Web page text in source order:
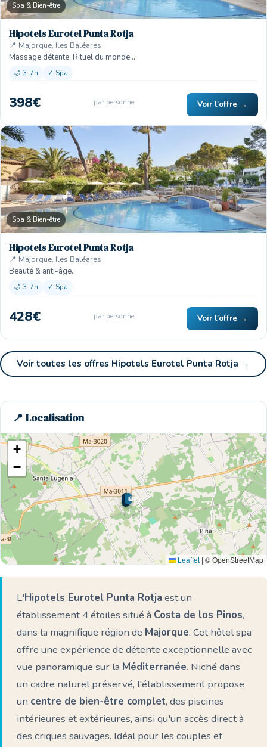
Spa & Bien-être
Hipotels Eurotel Punta Rotja
📍 Majorque, Iles Baléares
Massage détente, Rituel du monde…
🌙 3-7n ✓ Spa
398€ par personne Voir l'offre →
Spa & Bien-être
Hipotels Eurotel Punta Rotja
📍 Majorque, Iles Baléares
Beauté & anti-âge…
🌙 3-7n ✓ Spa
428€ par personne Voir l'offre →
Voir toutes les offres Hipotels Eurotel Punta Rotja →
📍 Localisation
🌊 Ici
🏨
🏨
+
−
Leaflet | © OpenStreetMap
L'Hipotels Eurotel Punta Rotja est un
établissement 4 étoiles situé à Costa de los Pinos,
dans la magnifique région de Majorque. Cet hôtel spa
offre une expérience de détente exceptionnelle avec
vue panoramique sur la Méditerranée. Niché dans
un cadre naturel préservé, l'établissement propose
un centre de bien-être complet, des piscines
intérieures et extérieures, ainsi qu'un accès direct à
des criques sauvages. Idéal pour les couples et